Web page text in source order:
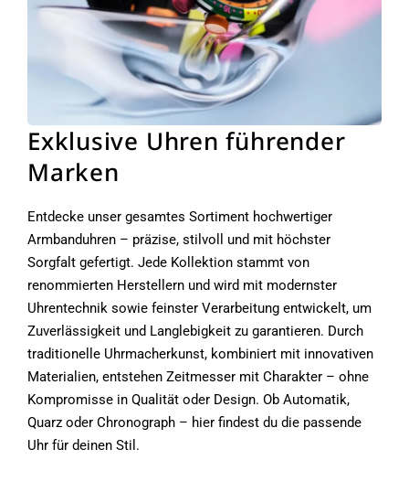
Exklusive Uhren führender
Marken
Entdecke unser gesamtes Sortiment hochwertiger
Armbanduhren – präzise, stilvoll und mit höchster
Sorgfalt gefertigt. Jede Kollektion stammt von
renommierten Herstellern und wird mit modernster
Uhrentechnik sowie feinster Verarbeitung entwickelt, um
Zuverlässigkeit und Langlebigkeit zu garantieren. Durch
traditionelle Uhrmacherkunst, kombiniert mit innovativen
Materialien, entstehen Zeitmesser mit Charakter – ohne
Kompromisse in Qualität oder Design. Ob Automatik,
Quarz oder Chronograph – hier findest du die passende
Uhr für deinen Stil.